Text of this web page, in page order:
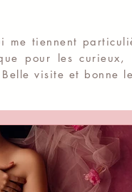
me tiennent
pour les
visite et bonne